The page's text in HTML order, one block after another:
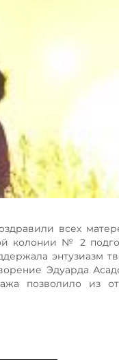
всех
колонии № 2
энтузиазм
Эдуарда
позволило из